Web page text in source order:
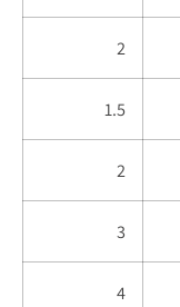
2
1.5
2
3
4